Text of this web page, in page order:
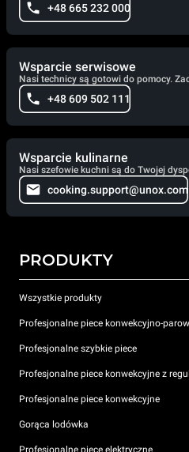
+48 665 232 000
Wsparcie serwisowe
Nasi technicy są gotowi do pomocy.
+48 609 502 111
Wsparcie kulinarne
Nasi szefowie kuchni są do Twojej
cooking.support@unox.com
PRODUKTY
Wszystkie produkty
Profesjonalne piece konwekcyjno-
Profesjonalne szybkie piece
Profesjonalne piece konwekcyjne z
Profesjonalne piece konwekcyjne
Gorąca lodówka
Profesjonalne piece elektryczne